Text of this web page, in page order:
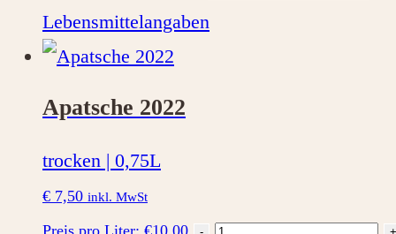
2025
Lebensmittelangaben
Apatsche 2022
trocken | 0,75L
€ 7,50 inkl. MwSt
Preis pro Liter: €10,00
Apatsche